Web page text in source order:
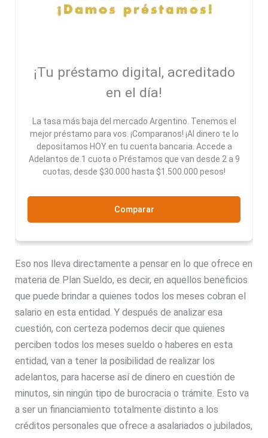
¡Tu préstamo digital, acreditado
en el día!
La tasa más baja del mercado Argentino. Tenemos el
mejor préstamo para vos. ¡Comparanos! ¡Al dinero te lo
depositamos HOY en tu cuenta bancaria. Accede a
Adelantos de 1 cuota o Préstamos que van desde 2 a 9
cuotas, desde $30.000 hasta $1.500.000 pesos!
Comparar
Eso nos lleva directamente a pensar en lo que ofrece en
materia de Plan Sueldo, es decir, en aquellos beneficios
que puede brindar a quienes todos los meses cobran el
salario en esta entidad. Y después de analizar esa
cuestión, con certeza podemos decir que quienes
perciben todos los meses sueldo o haberes en esta
entidad, van a tener la posibilidad de realizar los
adelantos, para hacerse así de dinero en cuestión de
minutos, sin ningún tipo de burocracia o trámite. Esto va
a ser un financiamiento totalmente distinto a los
créditos personales que ofrece a asalariados o jubilados,